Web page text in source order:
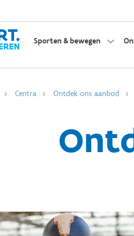
Sporten & bewegen
Centra Ontdek ons aanbod